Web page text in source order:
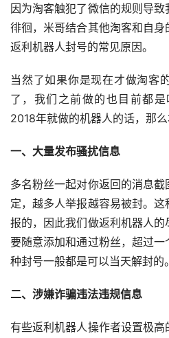
因为淘客触犯了微信的规则导
徘徊，米哥结合其他淘客和自
返利机器人封号的常见原因。
当然了如果你是现在才做淘客
了，我们之前做的也目前都
2018年就做的机器人的话，那么
一、大量发布骚扰信息
多名粉丝一起对你返回的消息
定，越多人举报越容易被封。
报的，因此我们做返利机器人
要随意添加和通过粉丝，超过
种封号一般都是可以当天解封的。
二、涉嫌诈骗违法违规信息
有些返利机器人操作者设置极